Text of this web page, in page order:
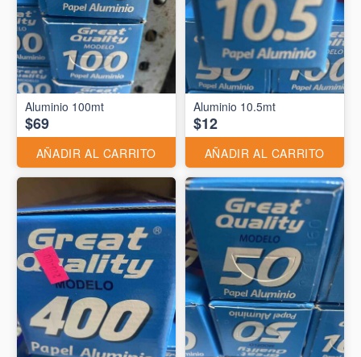
$69
AÑADIR AL CARRITO
Aluminio 10.5mt
$12
AÑADIR AL CARRITO